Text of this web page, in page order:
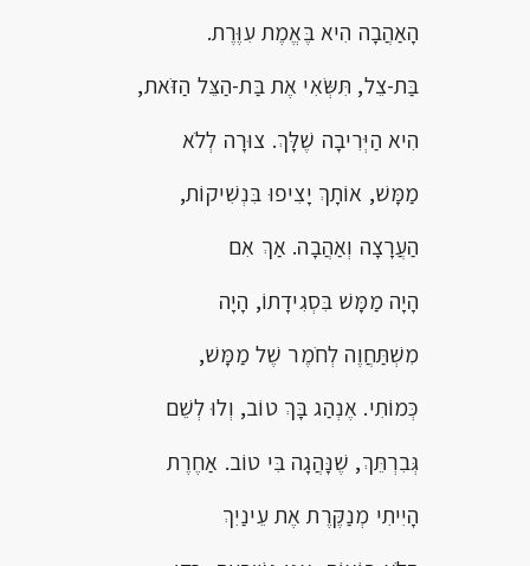
הָאַהֲבָה הִיא בֶּאֱמֶת עִוֶּרֶת.
בַּת-צֵל, תִּשְּׂאִי אֶת בַּת-הַצֵּל הַזֹּאת,
הִיא הַיְּרִיבָה שֶׁלָּךְ. צוּרָה לְלֹא
מַמָּשׁ, אוֹתָךְ יָצִיפוּ בִּנְשִׁיקוֹת,
הַעֲרָצָה וְאַהֲבָה. אַךְ אִם
הָיָה מַמָּשׁ בִּסְגִידָתוֹ, הָיָה
מִשְׁתַּחֲוֶה לְחֹמֶר שֶׁל מַמָּשׁ,
כְּמוֹתִי. אֶנְהַג בָּךְ טוֹב, וְלוּ לְשֵׁם
גְּבִרְתֵּךְ, שֶׁנָּהֲגָה בִּי טוֹב. אַחֶרֶת
הָיִיתִי מְנַקֶּרֶת אֶת עֵינַיִךְ